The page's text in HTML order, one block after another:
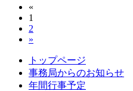
«
1
2
»
トップページ
事務局からのお知らせ
年間行事予定